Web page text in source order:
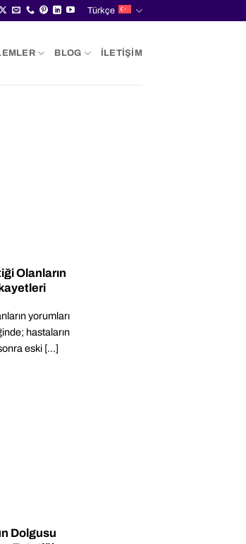
Türkçe
BLOG İLETIŞIM
Olanların
yorumları
hastaların
eski [...]
Dolgusu